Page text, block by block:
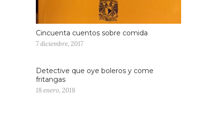
Cincuenta cuentos sobre comida
7 diciembre, 2017
Detective que oye boleros y come
fritangas
18 enero, 2018